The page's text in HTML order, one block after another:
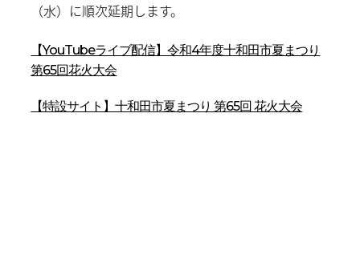
（水）に順次延期します。
【YouTubeライブ配信】令和4年度十和田市夏まつり
第65回花火大会
【特設サイト】十和田市夏まつり 第65回 花火大会